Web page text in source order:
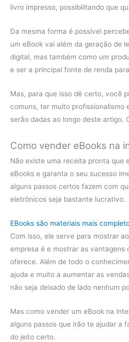
livro impresso, possibilitando que
Da mesma forma é possível
um eBook vai além da geração de
digital, mas também como um
e ser a principal fonte de renda
Mas, para que isso dê certo, você
comuns, ter muito profissionalismo
serão dadas ao longo deste artigo.
Como vender eBooks na
Não existe uma receita pronta que
eBooks e garanta o seu sucesso
alguns passos certos fazem com
eletrônicos seja bastante lucrativo.
EBooks são materiais mais
Com isso, ele serve para mostrar
empresa é e mostrar as vantagens
oferece. Além de todo o
ajuda e muito a aumentar as
não seja deixado de lado nenhum
Mas como vender um eBook na
alguns passos que irão te ajudar a
do jeito certo.